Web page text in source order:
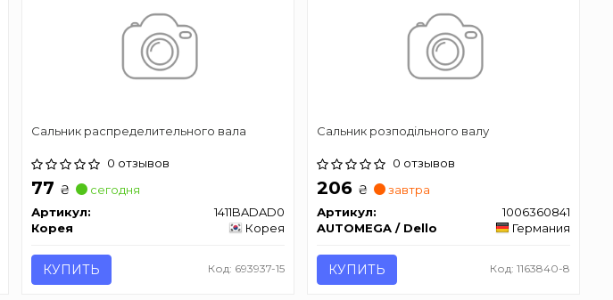
Сальник распределительного вала
0 отзывов
77 ₴
сегодня
Артикул:
1411BADAD0
Корея
Корея
КУПИТЬ Код: 693937-15
Сальник розподільного валу
0 отзывов
206 ₴
завтра
Артикул:
1006360841
AUTOMEGA / Dello
Германия
КУПИТЬ Код: 1163840-8